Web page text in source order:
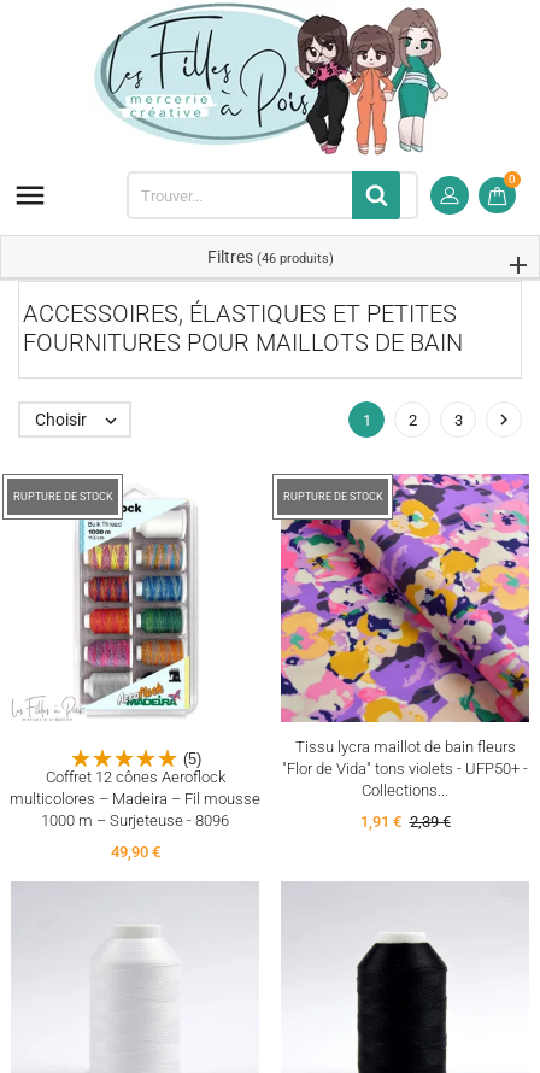
 0
Filtres (46 produits)
ACCESSOIRES, ÉLASTIQUES ET PETITES
FOURNITURES POUR MAILLOTS DE BAIN
Choisir  1 2 3 
RUPTURE DE STOCK
(5)
Coffret 12 cônes Aeroflock
multicolores – Madeira – Fil mousse
1000 m – Surjeteuse - 8096
49,90 €
-20%
RUPTURE DE STOCK
Tissu lycra maillot de bain fleurs
"Flor de Vida" tons violets - UFP50+ -
Collections...
1,91 € 2,39 €